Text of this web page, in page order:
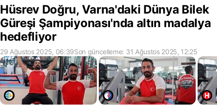
Hüsrev Doğru, Varna'daki Dünya Bilek
Güreşi Şampiyonası'nda altın madalya
hedefliyor
29 Ağustos 2025, 06:39Son güncelleme: 31 Ağustos 2025, 12:25